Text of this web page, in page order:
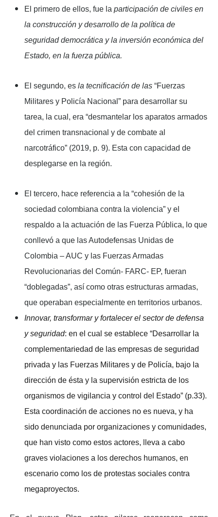
El primero de ellos, fue la participación de civiles en
la construcción y desarrollo de la política de
seguridad democrática y la inversión económica del
Estado, en la fuerza pública.
El segundo, es la tecnificación de las “Fuerzas
Militares y Policía Nacional” para desarrollar su
tarea, la cual, era “desmantelar los aparatos armados
del crimen transnacional y de combate al
narcotráfico” (2019, p. 9). Esta con capacidad de
desplegarse en la región.
El tercero, hace referencia a la “cohesión de la
sociedad colombiana contra la violencia” y el
respaldo a la actuación de las Fuerza Pública, lo que
conllevó a que las Autodefensas Unidas de
Colombia – AUC y las Fuerzas Armadas
Revolucionarias del Común- FARC- EP, fueran
“doblegadas”, así como otras estructuras armadas,
que operaban especialmente en territorios urbanos.
Innovar, transformar y fortalecer el sector de defensa
y seguridad: en el cual se establece “Desarrollar la
complementariedad de las empresas de seguridad
privada y las Fuerzas Militares y de Policía, bajo la
dirección de ésta y la supervisión estricta de los
organismos de vigilancia y control del Estado” (p.33).
Esta coordinación de acciones no es nueva, y ha
sido denunciada por organizaciones y comunidades,
que han visto como estos actores, lleva a cabo
graves violaciones a los derechos humanos, en
escenario como los de protestas sociales contra
megaproyectos.